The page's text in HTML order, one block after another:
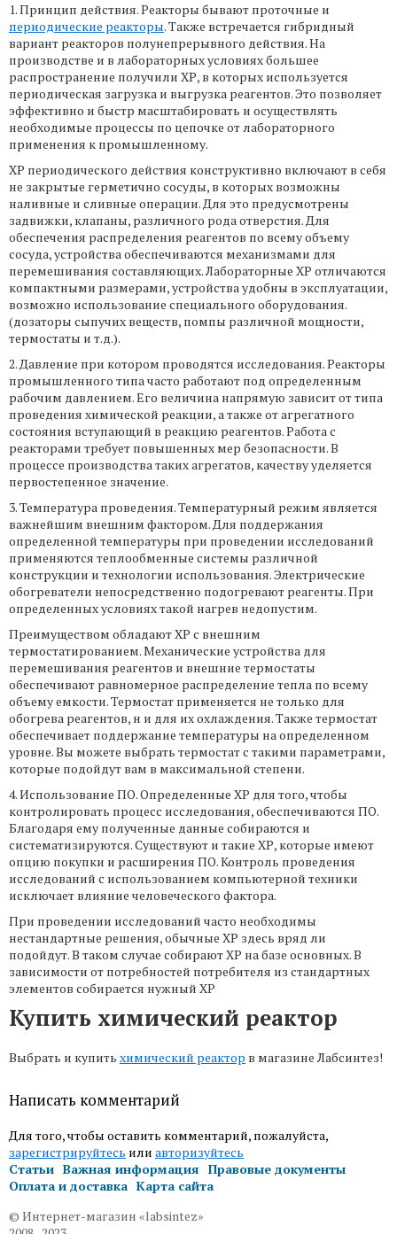
1. Принцип действия. Реакторы бывают проточные и
периодические реакторы. Также встречается гибридный
вариант реакторов полунепрерывного действия. На
производстве и в лабораторных условиях большее
распространение получили ХР, в которых используется
периодическая загрузка и выгрузка реагентов. Это позволяет
эффективно и быстр масштабировать и осуществлять
необходимые процессы по цепочке от лабораторного
применения к промышленному.
ХР периодического действия конструктивно включают в себя
не закрытые герметично сосуды, в которых возможны
наливные и сливные операции. Для это предусмотрены
задвижки, клапаны, различного рода отверстия. Для
обеспечения распределения реагентов по всему объему
сосуда, устройства обеспечиваются механизмами для
перемешивания составляющих. Лабораторные ХР отличаются
компактными размерами, устройства удобны в эксплуатации,
возможно использование специального оборудования.
(дозаторы сыпучих веществ, помпы различной мощности,
термостаты и т.д.).
2. Давление при котором проводятся исследования. Реакторы
промышленного типа часто работают под определенным
рабочим давлением. Его величина напрямую зависит от типа
проведения химической реакции, а также от агрегатного
состояния вступающий в реакцию реагентов. Работа с
реакторами требует повышенных мер безопасности. В
процессе производства таких агрегатов, качеству уделяется
первостепенное значение.
3. Температура проведения. Температурный режим является
важнейшим внешним фактором. Для поддержания
определенной температуры при проведении исследований
применяются теплообменные системы различной
конструкции и технологии использования. Электрические
обогреватели непосредственно подогревают реагенты. При
определенных условиях такой нагрев недопустим.
Преимуществом обладают ХР с внешним
термостатированием. Механические устройства для
перемешивания реагентов и внешние термостаты
обеспечивают равномерное распределение тепла по всему
объему емкости. Термостат применяется не только для
обогрева реагентов, н и для их охлаждения. Также термостат
обеспечивает поддержание температуры на определенном
уровне. Вы можете выбрать термостат с такими параметрами,
которые подойдут вам в максимальной степени.
4. Использование ПО. Определенные ХР для того, чтобы
контролировать процесс исследования, обеспечиваются ПО.
Благодаря ему полученные данные собираются и
систематизируются. Существуют и такие ХР, которые имеют
опцию покупки и расширения ПО. Контроль проведения
исследований с использованием компьютерной техники
исключает влияние человеческого фактора.
При проведении исследований часто необходимы
нестандартные решения, обычные ХР здесь вряд ли
подойдут. В таком случае собирают ХР на базе основных. В
зависимости от потребностей потребителя из стандартных
элементов собирается нужный ХР
Купить химический реактор
Выбрать и купить химический реактор в магазине Лабсинтез!
Написать комментарий
Для того, чтобы оставить комментарий, пожалуйста,
зарегистрируйтесь или авторизуйтесь
Статьи Важная информация Правовые документы
Оплата и доставка Карта сайта
© Интернет-магазин «labsintez»